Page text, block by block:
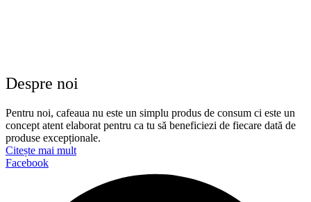
Despre noi
Pentru noi, cafeaua nu este un simplu produs de consum ci este un
concept atent elaborat pentru ca tu să beneficiezi de fiecare dată de
produse excepționale.
Citește mai mult
Facebook